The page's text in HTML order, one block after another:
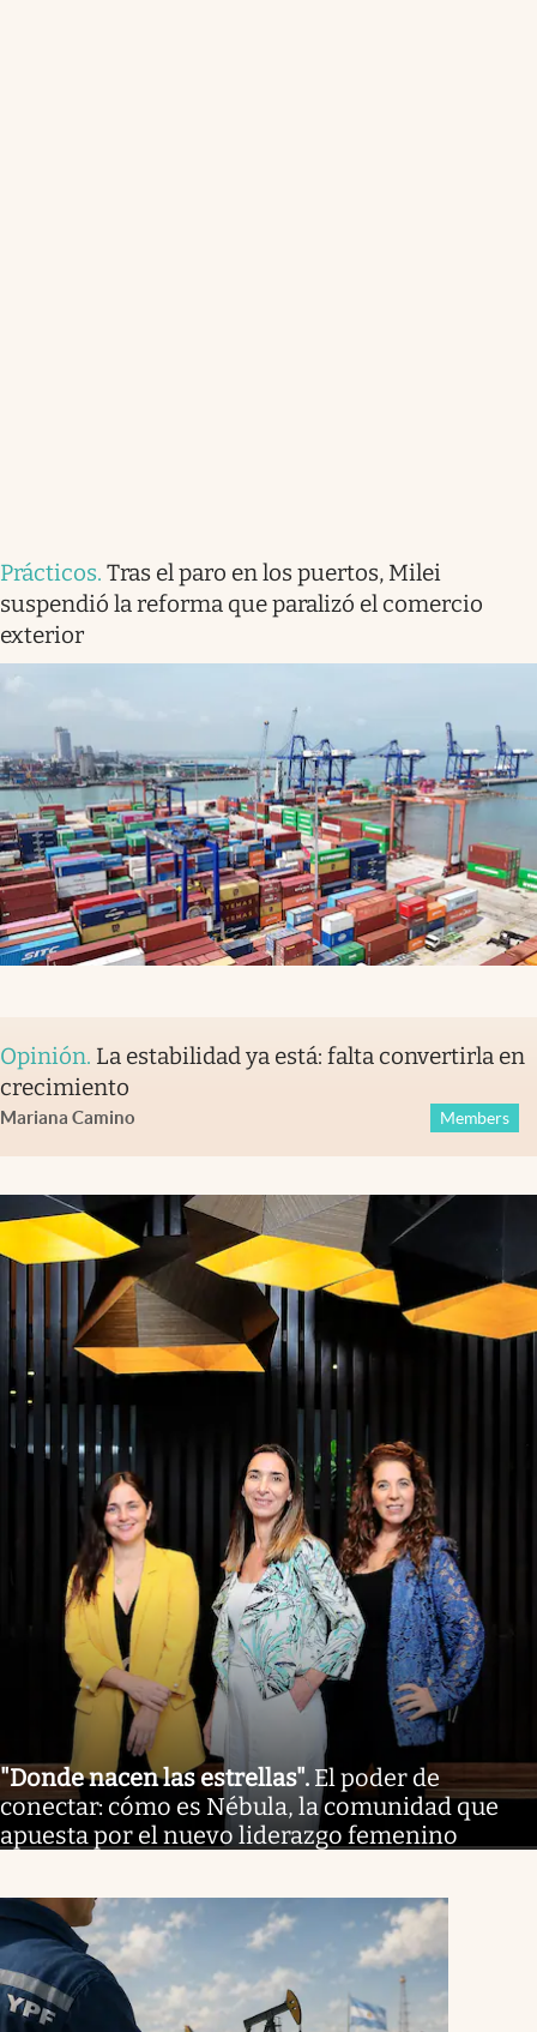
Prácticos. Tras el paro en los puertos, Milei
suspendió la reforma que paralizó el comercio
exterior
Opinión. La estabilidad ya está: falta convertirla en
crecimiento
Mariana Camino Members
"Donde nacen las estrellas". El poder de
conectar: cómo es Nébula, la comunidad que
apuesta por el nuevo liderazgo femenino